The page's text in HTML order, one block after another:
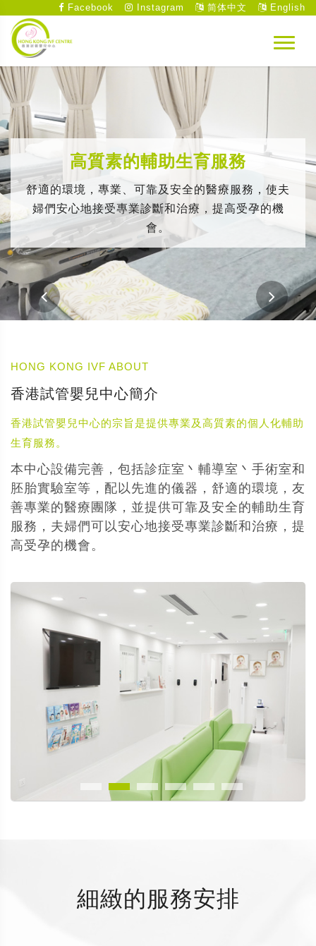
Facebook Instagram 简体中文 English
高質素的輔助生育服務
舒適的環境，專業、可靠及安全的醫療服務，使夫
婦們安心地接受專業診斷和治療，提高受孕的機
會。
HONG KONG IVF ABOUT
香港試管嬰兒中心簡介
香港試管嬰兒中心的宗旨是提供專業及高質素的個人化輔助
生育服務。
本中心設備完善，包括診症室丶輔導室丶手術室和
胚胎實驗室等，配以先進的儀器，舒適的環境，友
善專業的醫療團隊，並提供可靠及安全的輔助生育
服務，夫婦們可以安心地接受專業診斷和治療，提
高受孕的機會。
細緻的服務安排